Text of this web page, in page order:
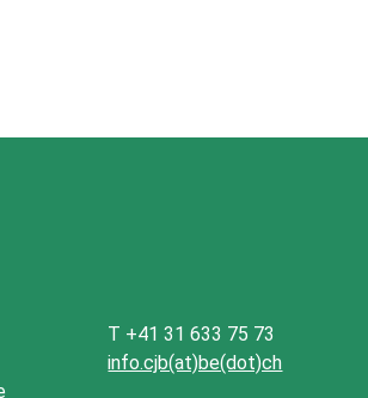
T +41 31 633 75 73
info.cjb(at)be(dot)ch